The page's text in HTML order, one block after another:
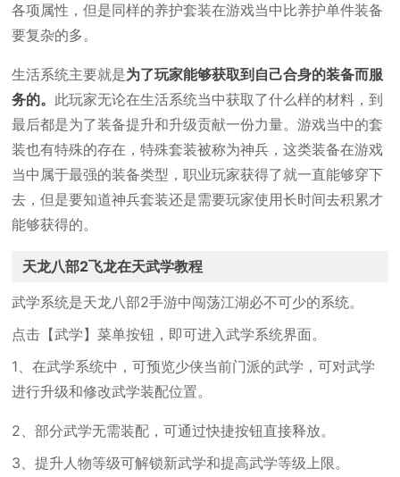
各项属性，但是同样的养护套装在游戏当中比养护单件装备
要复杂的多。
生活系统主要就是为了玩家能够获取到自己合身的装备而服
务的。 此玩家无论在生活系统当中获取了什么样的材料，到
最后都是为了装备提升和升级贡献一份力量。游戏当中的套
装也有特殊的存在，特殊套装被称为神兵，这类装备在游戏
当中属于最强的装备类型，职业玩家获得了就一直能够穿下
去，但是要知道神兵套装还是需要玩家使用长时间去积累才
能够获得的。
天龙八部2飞龙在天武学教程
武学系统是天龙八部2手游中闯荡江湖必不可少的系统。
点击【武学】菜单按钮，即可进入武学系统界面。
1、在武学系统中，可预览少侠当前门派的武学，可对武学
进行升级和修改武学装配位置。
2、部分武学无需装配，可通过快捷按钮直接释放。
3、提升人物等级可解锁新武学和提高武学等级上限。